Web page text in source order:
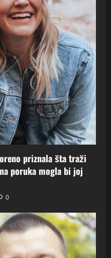
priznala šta traži
poruka mogla bi joj
0